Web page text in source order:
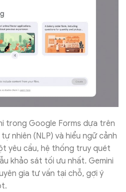
trong Google Forms dựa trên
nhiên (NLP) và hiểu ngữ cảnh
yêu cầu, hệ thống truy quét
khảo sát tối ưu nhất. Gemini
gia tư vấn tại chỗ, gợi ý